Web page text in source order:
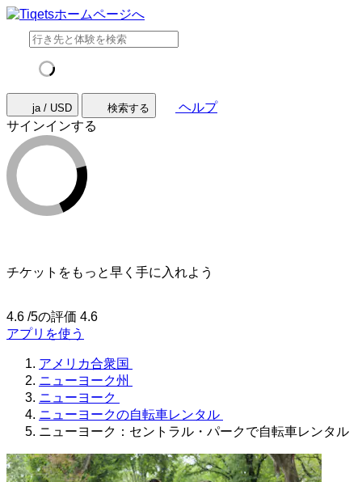
ja / USD 検索する
ヘルプ
サインインする
チケットをもっと早く手に入れよう
4.6 /5の評価 4.6
アプリを使う
アメリカ合衆国
ニューヨーク州
ニューヨーク
ニューヨークの自転車レンタル
ニューヨーク：セントラル・パークで自転車レンタル